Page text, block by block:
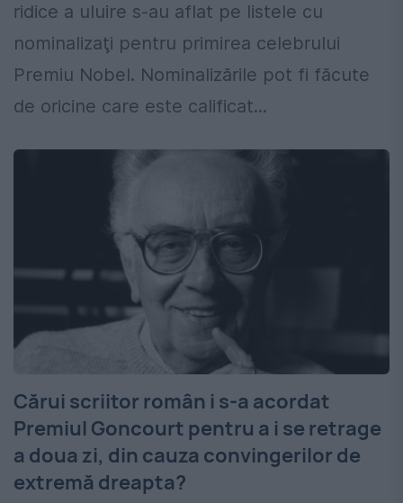
ridice a uluire s-au aflat pe listele cu
nominalizaţi pentru primirea celebrului
Premiu Nobel. Nominalizările pot fi făcute
de oricine care este calificat...
Cărui scriitor român i s-a acordat
Premiul Goncourt pentru a i se retrage
a doua zi, din cauza convingerilor de
extremă dreapta?